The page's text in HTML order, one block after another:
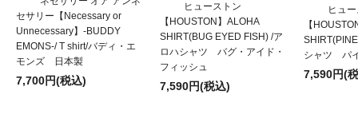
セサリー【Necessary or
Unnecessary】-BUDDY
EMONS-/ T shirt/バディ・エ
モンズ 日本製
7,700円(税込)
ヒューストン
【HOUSTON】ALOHA
SHIRT(BUG EYED FISH) /ア
ロハシャツ バグ・アイド・
フィッシュ
7,590円(税込)
ヒュ
【
シャツ パ
7,590円(